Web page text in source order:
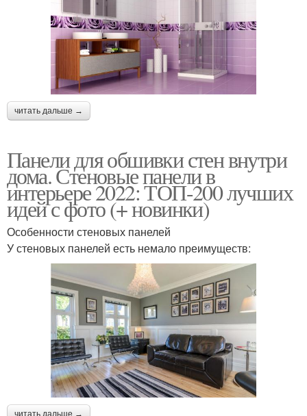
читать дальше →
Панели для обшивки стен внутри
дома. Стеновые панели в
интерьере 2022: ТОП-200 лучших
идей с фото (+ новинки)
Особенности стеновых панелей
У стеновых панелей есть немало преимуществ:
читать дальше →